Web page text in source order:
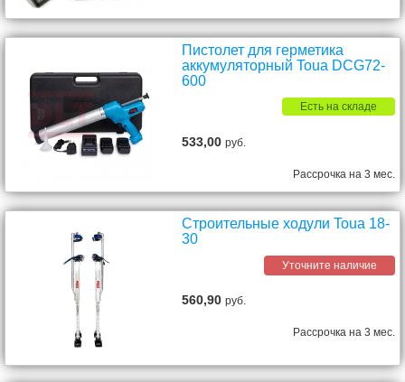
Пистолет для герметика
аккумуляторный Toua DCG72-
600
Есть на складе
533,00руб.
Рассрочка на 3 мес.
Строительные ходули Toua 18-
30
Уточните наличие
560,90руб.
Рассрочка на 3 мес.